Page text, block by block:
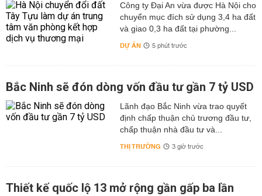
Công ty Đại An vừa được Hà Nội cho
chuyển mục đích sử dụng 3,4 ha đất
và giao 0,3 ha đất tại phường...
DỰ ÁN 5 phút trước
Bắc Ninh sẽ đón dòng vốn đầu tư gần 7 tỷ USD
Lãnh đạo Bắc Ninh vừa trao quyết
định chấp thuận chủ trương đầu tư,
chấp thuận nhà đầu tư và...
THỊ TRƯỜNG 3 giờ trước
Thiết kế quốc lộ 13 mở rộng gần gấp ba lần